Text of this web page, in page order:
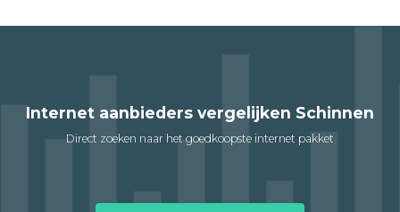
Internet aanbieders vergelijken Schinnen
Direct zoeken naar het goedkoopste internet pakket